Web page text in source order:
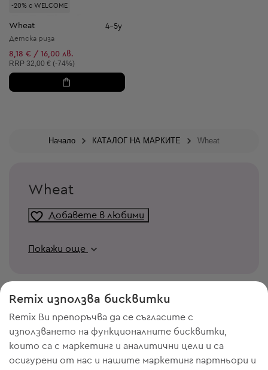
-20% с WELCOME
Wheat 4-5y
Детска риза
8,18 € / 16,00 лв.
Препоръчителна цена:
RRP 32,00 € (-74%)
Начало КАТАЛОГ НА МАРКИТЕ Wheat
Wheat
Добавете в любими
Покажи още
Remix използва бисквитки
Remix Ви препоръчва да се съгласите с
използването на функционалните бисквитки,
които са с маркетинг и аналитични цели и са
осигурени от нас и нашите маркетинг партньори и